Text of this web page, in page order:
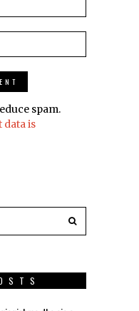
spam.
is